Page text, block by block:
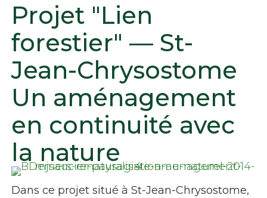
Projet "Lien
forestier" — St-
Jean-Chrysostome
Un aménagement
en continuité avec
la nature
Dans ce projet situé à St-Jean-Chrysostome,